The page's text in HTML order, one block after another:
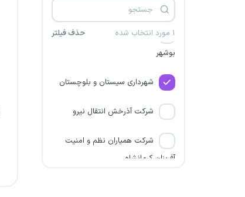
۱ مورد انتخاب شده حذف فیلتر
شرکت آسایش گستر بوشهر
شرکت توزیع نیروی برق استان
بوشهر
شهرداری سیستان و بلوچستان
شرکت آذرخش انتقال نیرو
شرکت همیاران نظم و امنیت
آفرینان کرمانشاه